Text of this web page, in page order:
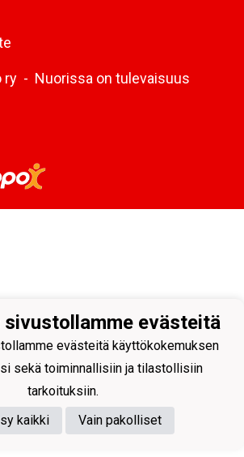
ry - Nuorissa on tulevaisuus
sivustollamme evästeitä
evästeitä käyttökokemuksen
sekä toiminnallisiin ja tilastollisiin
tarkoituksiin.
kaikki
Vain pakolliset